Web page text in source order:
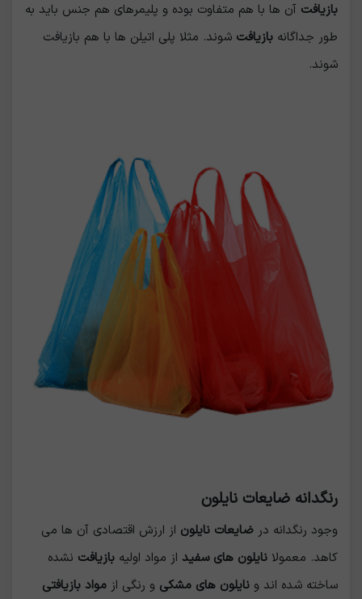
بازیافت آن ها با هم متفاوت بوده و پلیمرهای هم جنس باید به
طور جداگانه بازیافت شوند. مثلا پلی اتیلن ها با هم بازیافت
شوند.
رنگدانه ضایعات نایلون
وجود رنگدانه در ضایعات نایلون از ارزش اقتصادی آن ها می
کاهد. معمولا نایلون های سفید از مواد اولیه بازیافت نشده
ساخته شده اند و نایلون های مشکی و رنگی از مواد بازیافتی